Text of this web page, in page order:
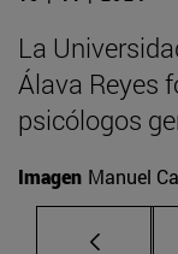
La
Álava Reyes
psicólogos
Imagen Manuel